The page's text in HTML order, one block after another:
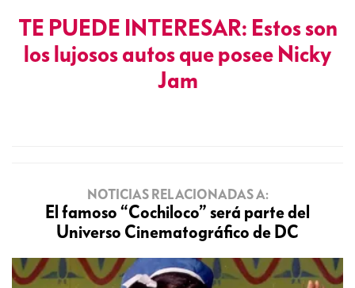
TE PUEDE INTERESAR: Estos son
los lujosos autos que posee Nicky
Jam
NOTICIAS RELACIONADAS A:
El famoso “Cochiloco” será parte del
Universo Cinematográfico de DC